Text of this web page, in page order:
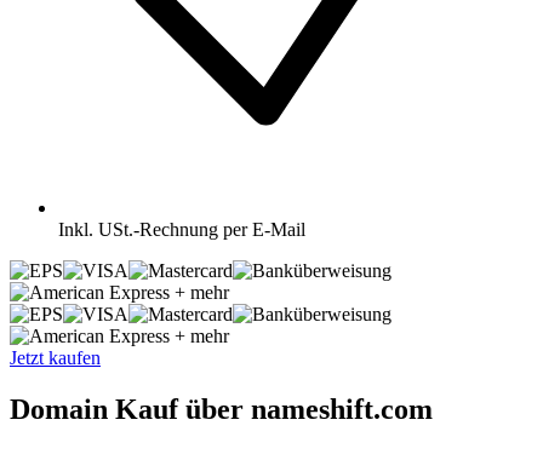
Inkl. USt.-Rechnung per E-Mail
+ mehr
+ mehr
Jetzt kaufen
Domain Kauf über nameshift.com